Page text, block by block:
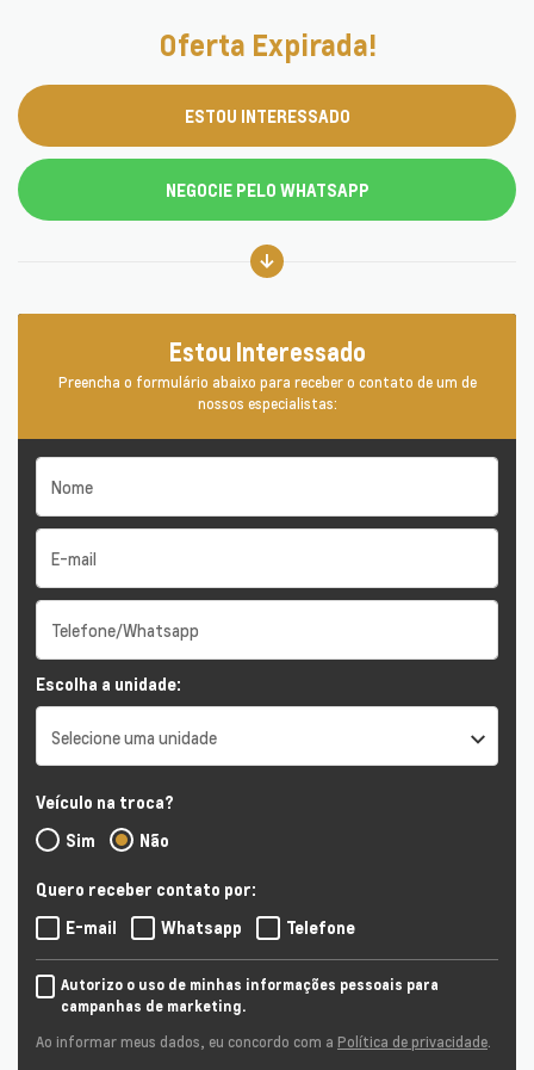
Oferta Expirada!
ESTOU INTERESSADO
NEGOCIE PELO WHATSAPP
Estou Interessado
Preencha o formulário abaixo para receber o contato de um de
nossos especialistas:
Escolha a unidade:
Selecione uma unidade
Veículo na troca?
Sim
Não
Quero receber contato por:
E-mail
Whatsapp Telefone
Autorizo o uso de minhas informações pessoais para
campanhas de marketing.
Ao informar meus dados, eu concordo com a Política de privacidade.